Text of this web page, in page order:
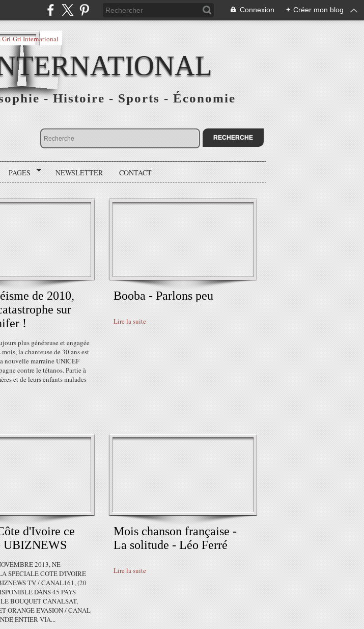
Connexion + Créer mon blog
- Histoire - Sports - Économie
PAGES NEWSLETTER CONTACT
de 2010,
sur
!
plus généreuse et engagée
la chanteuse de 30 ans est
nouvelle marraine UNICEF
contre le tétanos. Partie à
et de leurs enfants malades
Booba - Parlons peu
Lire la suite
d'Ivoire ce
UBIZNEWS
2013, NE
SPECIALE COTE D'IVOIRE
TV / CANAL161, (20
DANS 45 PAYS
BOUQUET CANALSAT,
ORANGE EVASION / CANAL
ENTIER VIA...
Mois chanson française -
La solitude - Léo Ferré
Lire la suite